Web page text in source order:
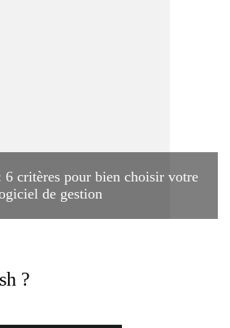
6 critères pour bien choisir votre
de gestion
?